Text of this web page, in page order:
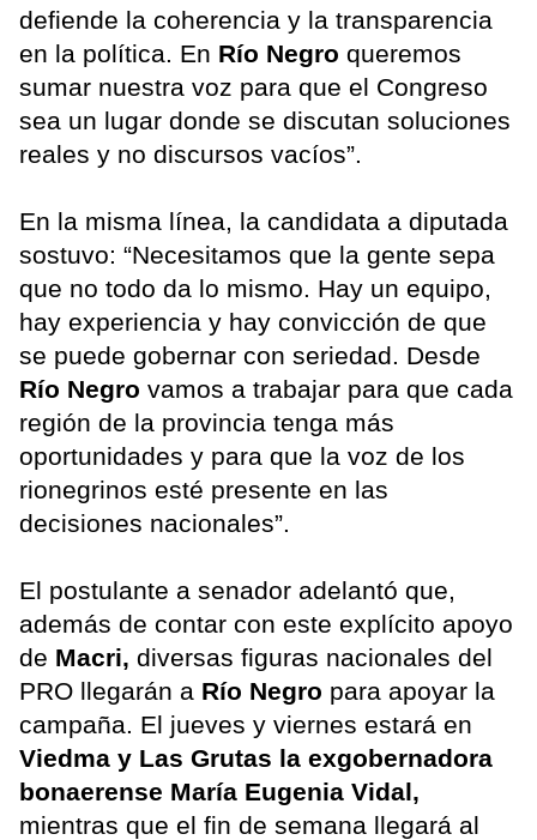
defiende la coherencia y la transparencia
en la política. En Río Negro queremos
sumar nuestra voz para que el Congreso
sea un lugar donde se discutan soluciones
reales y no discursos vacíos”.
En la misma línea, la candidata a diputada
sostuvo: “Necesitamos que la gente sepa
que no todo da lo mismo. Hay un equipo,
hay experiencia y hay convicción de que
se puede gobernar con seriedad. Desde
Río Negro vamos a trabajar para que cada
región de la provincia tenga más
oportunidades y para que la voz de los
rionegrinos esté presente en las
decisiones nacionales”.
El postulante a senador adelantó que,
además de contar con este explícito apoyo
de Macri, diversas figuras nacionales del
PRO llegarán a Río Negro para apoyar la
campaña. El jueves y viernes estará en
Viedma y Las Grutas la exgobernadora
bonaerense María Eugenia Vidal,
mientras que el fin de semana llegará al